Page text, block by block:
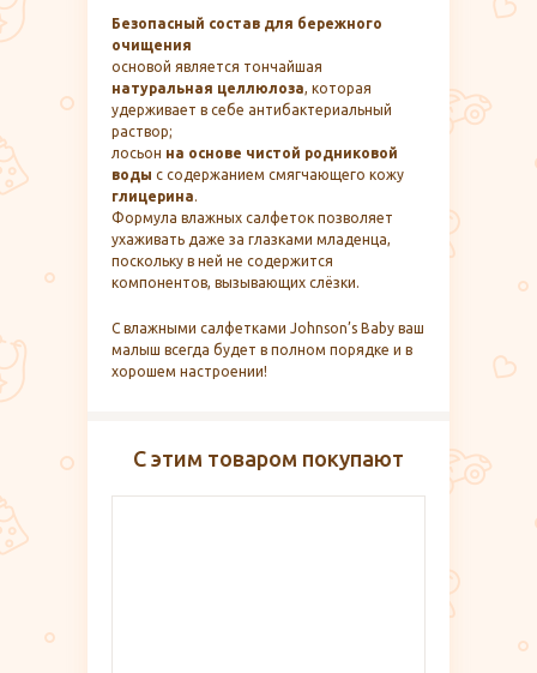
Безопасный состав для бережного
очищения
основой является тончайшая
натуральная целлюлоза, которая
удерживает в себе антибактериальный
раствор;
лосьон на основе чистой родниковой
воды с содержанием смягчающего кожу
глицерина.
Формула влажных салфеток позволяет
ухаживать даже за глазками младенца,
поскольку в ней не содержится
компонентов, вызывающих слёзки.
С влажными салфетками Johnson’s Baby ваш
малыш всегда будет в полном порядке и в
хорошем настроении!
С этим товаром покупают